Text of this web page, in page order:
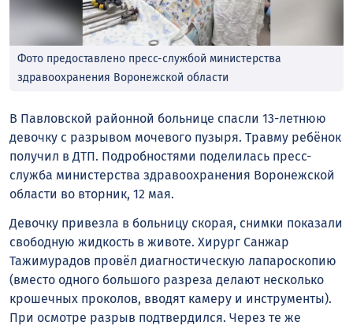
Фото предоставлено пресс-службой министерства
здравоохранения Воронежской области
В Павловской районной больнице спасли 13-летнюю
девочку с разрывом мочевого пузыря. Травму ребёнок
получил в ДТП. Подробностями поделилась пресс-
служба министерства здравоохранения Воронежской
области во вторник, 12 мая.
Девочку привезла в больницу скорая, снимки показали
свободную жидкость в животе. Хирург Санжар
Тажимурадов провёл диагностическую лапароскопию
(вместо одного большого разреза делают несколько
крошечных проколов, вводят камеру и инструменты).
При осмотре разрыв подтвердился. Через те же